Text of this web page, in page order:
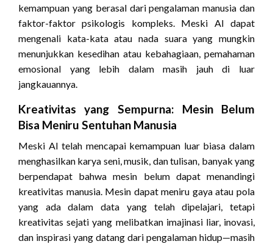
kemampuan yang berasal dari pengalaman manusia dan
faktor-faktor psikologis kompleks. Meski AI dapat
mengenali kata-kata atau nada suara yang mungkin
menunjukkan kesedihan atau kebahagiaan, pemahaman
emosional yang lebih dalam masih jauh di luar
jangkauannya.
Kreativitas yang Sempurna: Mesin Belum
Bisa Meniru Sentuhan Manusia
Meski AI telah mencapai kemampuan luar biasa dalam
menghasilkan karya seni, musik, dan tulisan, banyak yang
berpendapat bahwa mesin belum dapat menandingi
kreativitas manusia. Mesin dapat meniru gaya atau pola
yang ada dalam data yang telah dipelajari, tetapi
kreativitas sejati yang melibatkan imajinasi liar, inovasi,
dan inspirasi yang datang dari pengalaman hidup—masih